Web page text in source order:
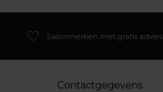
Salonmerken met gratis advies
Contactgegevens